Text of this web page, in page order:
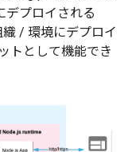
デプロイされる
/ 環境にデプロイ
トとして機能でき